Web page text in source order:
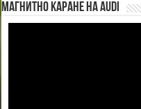
Магнитно каране на Audi